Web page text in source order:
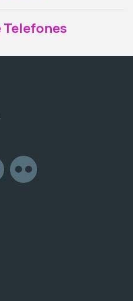
Telefones